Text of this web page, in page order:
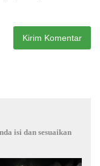
isi dan sesuaikan